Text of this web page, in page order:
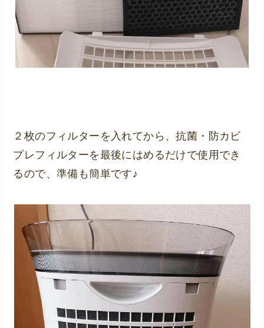
２枚のフィルターを入れてから、抗菌・防カビ
プレフィルターを最後にはめるだけで使用でき
るので、準備も簡単です♪